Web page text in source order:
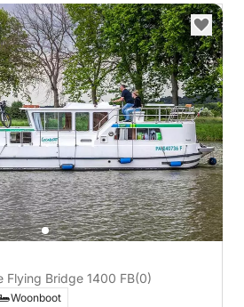
Flying Bridge 1400 FB(0)
Woonboot